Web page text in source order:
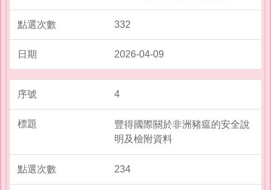
332
2026-04-09
4
豐得國際關於非洲豬瘟的安全說
明及檢附資料
234